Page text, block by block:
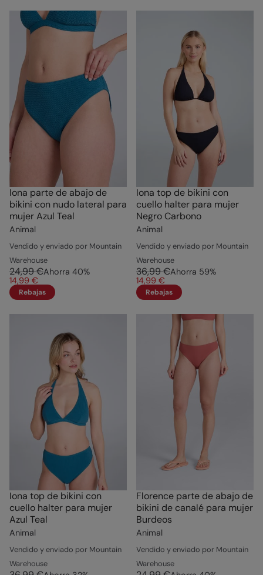
Iona parte de abajo de
bikini con nudo lateral para
mujer Azul Teal
Animal
Vendido y enviado por Mountain
Warehouse
24,99 €Ahorra 40%
14,99 €
Rebajas
Iona top de bikini con
cuello halter para mujer
Negro Carbono
Animal
Vendido y enviado por Mountain
Warehouse
36,99 €Ahorra 59%
14,99 €
Rebajas
Iona top de bikini con
cuello halter para mujer
Azul Teal
Animal
Vendido y enviado por Mountain
Warehouse
Florence parte de abajo de
bikini de canalé para mujer
Burdeos
Animal
Vendido y enviado por Mountain
Warehouse